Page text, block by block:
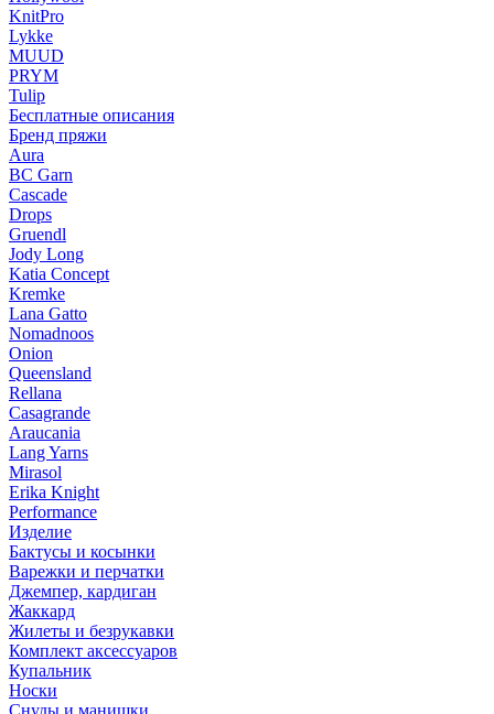
KnitPro
Lykke
MUUD
PRYM
Tulip
Бесплатные описания
Бренд пряжи
Aura
BC Garn
Cascade
Drops
Gruendl
Jody Long
Katia Concept
Kremke
Lana Gatto
Nomadnoos
Onion
Queensland
Rellana
Casagrande
Araucania
Lang Yarns
Mirasol
Erika Knight
Performance
Изделие
Бактусы и косынки
Варежки и перчатки
Джемпер, кардиган
Жаккард
Жилеты и безрукавки
Комплект аксессуаров
Купальник
Носки
Снуды и манишки